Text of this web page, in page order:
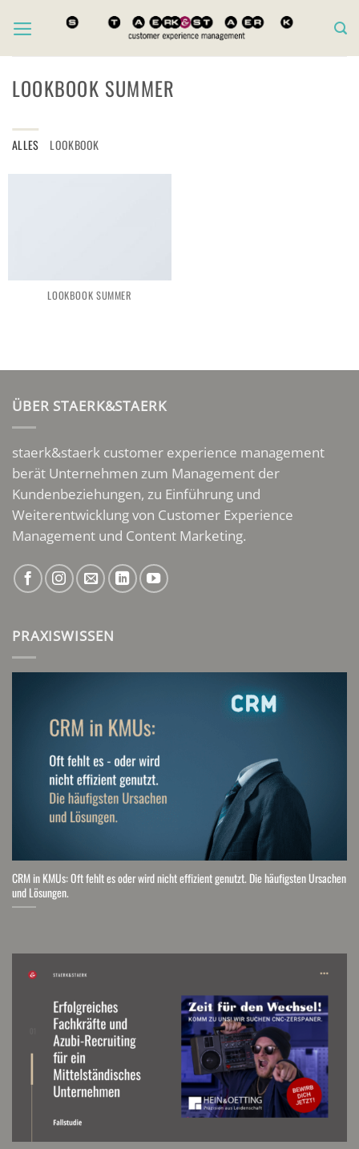
Inhalt
springen
LOOKBOOK SUMMER
ALLES LOOKBOOK
LOOKBOOK SUMMER
ÜBER STAERK&STAERK
staerk&staerk customer experience management
berät Unternehmen zum Management der
Kundenbeziehungen, zu Einführung und
Weiterentwicklung von Customer Experience
Management und Content Marketing.
PRAXISWISSEN
CRM in KMUs: Oft fehlt es oder wird nicht effizient genutzt. Die häufigsten Ursachen
und Lösungen.